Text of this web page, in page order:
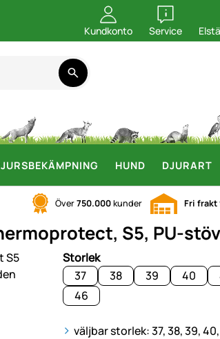
Kundkonto Service
öppna
HUND DJURART
Över750.000kunder Fri frakt
S5, PU-
Storlek
37
38 39 40
46
väljbar storlek: 37, 38, 39,